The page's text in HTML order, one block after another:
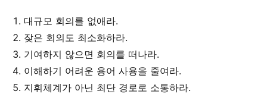
대규모 회의를 없애라.
잦은 회의도 최소화하라.
기여하지 않으면 회의를 떠나라.
이해하기 어려운 용어 사용을 줄여라.
지휘체계가 아닌 최단 경로로 소통하라.